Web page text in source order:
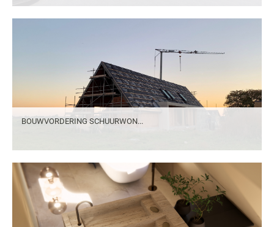
BOUWVORDERING SCHUURWON...